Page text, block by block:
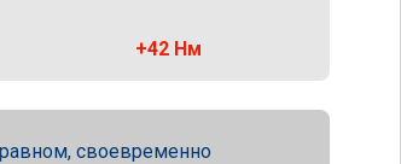
+42 Нм
своевременно